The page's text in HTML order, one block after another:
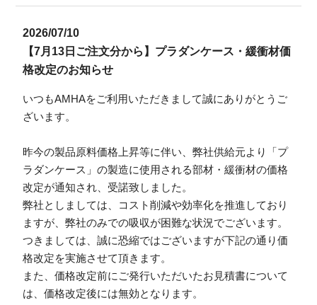
2026/07/10
【7月13日ご注文分から】プラダンケース・緩衝材価
格改定のお知らせ
いつもAMHAをご利用いただきまして誠にありがとうご
ざいます。
昨今の製品原料価格上昇等に伴い、弊社供給元より「プ
ラダンケース」の製造に使用される部材・緩衝材の価格
改定が通知され、受諾致しました。
弊社としましては、コスト削減や効率化を推進しており
ますが、弊社のみでの吸収が困難な状況でございます。
つきましては、誠に恐縮ではございますが下記の通り価
格改定を実施させて頂きます。
また、価格改定前にご発行いただいたお見積書について
は、価格改定後には無効となります。